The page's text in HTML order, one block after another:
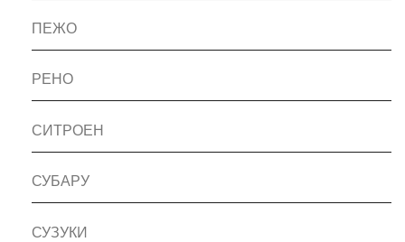
ПЕЖО
РЕНО
СИТРОЕН
СУБАРУ
СУЗУКИ